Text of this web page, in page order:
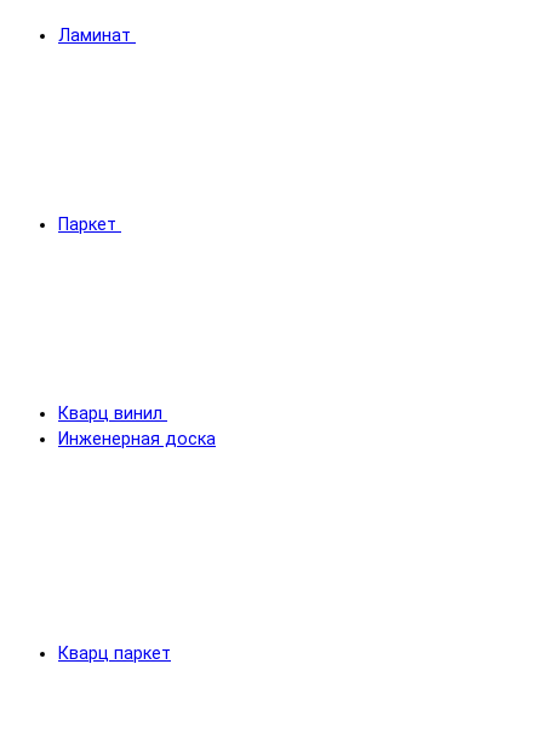
Ламинат
Паркет
Кварц винил
Инженерная доска
Кварц паркет